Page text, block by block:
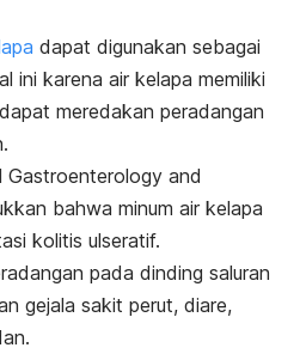
dapat digunakan sebagai
ini karena air kelapa memiliki
meredakan peradangan
Gastroenterology and
bahwa minum air kelapa
kolitis ulseratif.
pada dinding saluran
gejala sakit perut, diare,